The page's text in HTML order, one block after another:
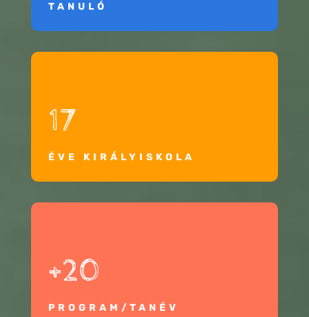
TANULÓ
17
ÉVE KIRÁLYISKOLA
+20
PROGRAM/TANÉV